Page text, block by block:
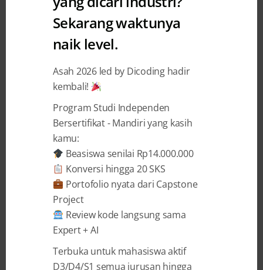
2 YEARS AGO BY GILANG RAMADHAN
Cara Mudah Membuat Aplikasi
Sederhana untuk Pemula
Sebagai penggiat IT, membuat aplikasi adalah
hal yang menantang untuk dilakukan. Terlebih
jika kamu belum familier dengan cara membuat
aplikasi atau bahkan belum pernah membuat
sama sekali. Kini, tak perlu khawatir karena
dalam blog ini, kamu akan mampu mewujudkan
ide dalam bentuk aplikasi. Yuk, langsung saja
simak detailnya dalam blog ...
Sekarang waktunya
naik level.
Asah 2026 led by Dicoding hadir
kembali!
Program Studi Independen
Bersertifikat - Mandiri yang kasih
kamu:
Beasiswa senilai Rp14.000.000
Konversi hingga 20 SKS
Portofolio nyata dari Capstone
Project
Review kode langsung sama
Expert + AI
Terbuka untuk mahasiswa aktif
D3/D4/S1 semua jurusan hingga